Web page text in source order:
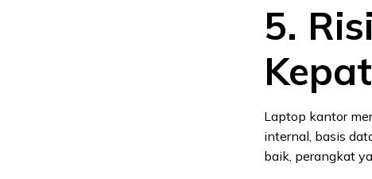
5.
Laptop kantor
internal, basis
baik, perangkat